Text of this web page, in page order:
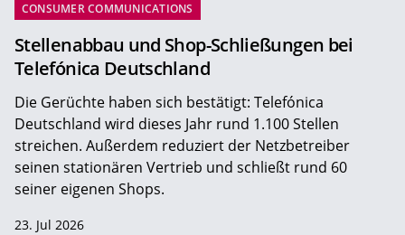
CONSUMER COMMUNICATIONS
Stellenabbau und Shop-Schließungen bei
Telefónica Deutschland
Die Gerüchte haben sich bestätigt: Telefónica
Deutschland wird dieses Jahr rund 1.100 Stellen
streichen. Außerdem reduziert der Netzbetreiber
seinen stationären Vertrieb und schließt rund 60
seiner eigenen Shops.
23. Jul 2026